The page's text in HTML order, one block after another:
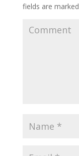
fields are marked